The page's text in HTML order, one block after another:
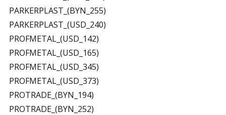
PARKERPLAST_(BYN_255)
PARKERPLAST_(USD_240)
PROFMETAL_(USD_142)
PROFMETAL_(USD_165)
PROFMETAL_(USD_345)
PROFMETAL_(USD_373)
PROTRADE_(BYN_194)
PROTRADE_(BYN_252)